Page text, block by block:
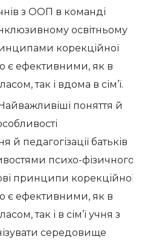
з ООП в команді
освітньому
корекційної
є ефективними, як в
так і вдома в сім’ї.
поняття й
й педагогізації батьків
психо-фізичного
принципи корекційної
є ефективними, як в
так і в сім’ї учня з
середовище